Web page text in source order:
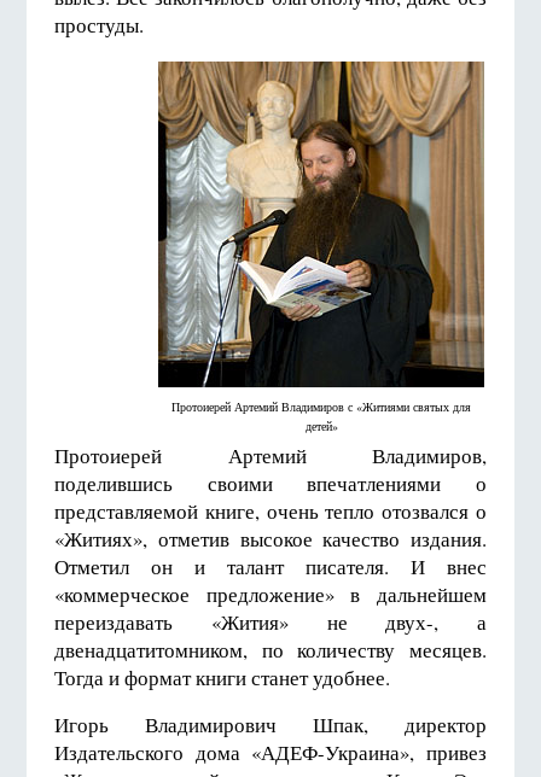
простуды.
Протоиерей Артемий Владимиров с «Житиями святых для
детей»
Протоиерей Артемий Владимиров,
поделившись своими впечатлениями о
представляемой книге, очень тепло отозвался о
«Житиях», отметив высокое качество издания.
Отметил он и талант писателя. И внес
«коммерческое предложение» в дальнейшем
переиздавать «Жития» не двух-, а
двенадцатитомником, по количеству месяцев.
Тогда и формат книги станет удобнее.
Игорь Владимирович Шпак, директор
Издательского дома «АДЕФ-Украина», привез